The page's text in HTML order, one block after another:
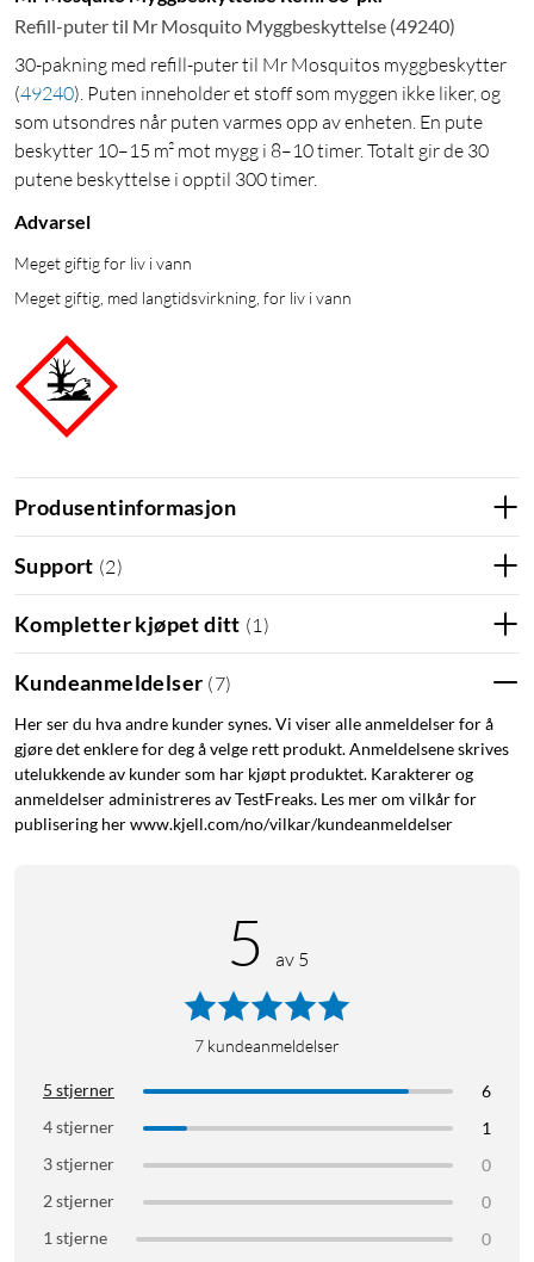
Refill-puter til Mr Mosquito Myggbeskyttelse (49240)
30-pakning med refill-puter til Mr Mosquitos myggbeskytter
(49240). Puten inneholder et stoff som myggen ikke liker, og
som utsondres når puten varmes opp av enheten. En pute
beskytter 10–15 m² mot mygg i 8–10 timer. Totalt gir de 30
putene beskyttelse i opptil 300 timer.
Advarsel
Meget giftig for liv i vann
Meget giftig, med langtidsvirkning, for liv i vann
Produsentinformasjon
Support (2)
Kompletter kjøpet ditt (1 )
Kundeanmeldelser (7)
Her ser du hva andre kunder synes. Vi viser alle anmeldelser for å
gjøre det enklere for deg å velge rett produkt. Anmeldelsene skrives
utelukkende av kunder som har kjøpt produktet. Karakterer og
anmeldelser administreres av TestFreaks. Les mer om vilkår for
publisering her www.kjell.com/no/vilkar/kundeanmeldelser
5 av 5
7 kundeanmeldelser
5 stjerner
6
4 stjerner
1
3 stjerner
0
2 stjerner
0
1 stjerne
0